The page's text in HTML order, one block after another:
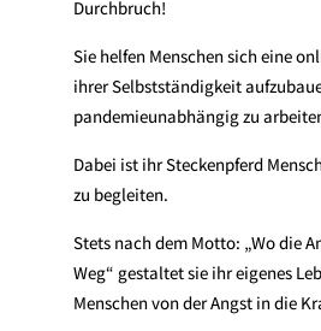
Durchbruch!
Sie helfen Menschen sich eine
ihrer Selbstständigkeit
pandemieunabhängig zu
Dabei ist ihr Steckenpferd
zu begleiten.
Stets nach dem Motto: „Wo die
Weg“ gestaltet sie ihr eigenes
Menschen von der Angst in die